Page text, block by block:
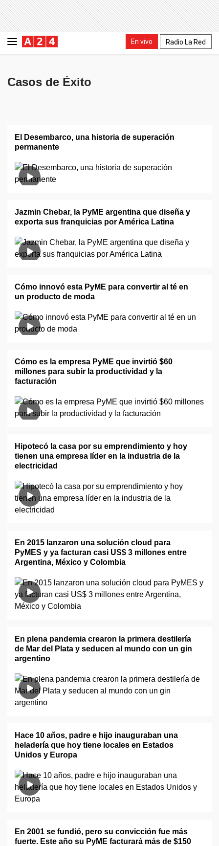
En vivo Radio La Red
Casos de Éxito
El Desembarco, una historia de superación
permanente
Jazmin Chebar, la PyME argentina que diseña y
exporta sus franquicias por América Latina
Cómo innovó esta PyME para convertir al té en
un producto de moda
Cómo es la empresa PyME que invirtió $60
millones para subir la productividad y la
facturación
Hipotecó la casa por su emprendimiento y hoy
tienen una empresa líder en la industria de la
electricidad
En 2015 lanzaron una solución cloud para
PyMES y ya facturan casi US$ 3 millones entre
Argentina, México y Colombia
En plena pandemia crearon la primera destilería
de Mar del Plata y seducen al mundo con un gin
argentino
Hace 10 años, padre e hijo inauguraban una
heladería que hoy tiene locales en Estados
Unidos y Europa
En 2001 se fundió, pero su convicción fue más
fuerte. Este año su PyME facturará más de $150